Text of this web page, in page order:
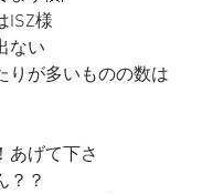
ISZ様
ない
りが多いものの数は
あげて下さ
？？